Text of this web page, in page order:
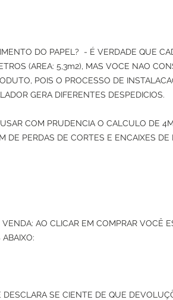
DO PAPEL? - É VERDADE QUE
(AREA: 5,3m2), MAS VOCE NAO
POIS O PROCESSO DE
GERA DIFERENTES DESPEDICIOS.
COM PRUDENCIA O CALCULO DE
DE PERDAS DE CORTES E ENCAIXES DE
AO CLICAR EM COMPRAR VOCÊ
DESCLARA SE CIENTE DE QUE